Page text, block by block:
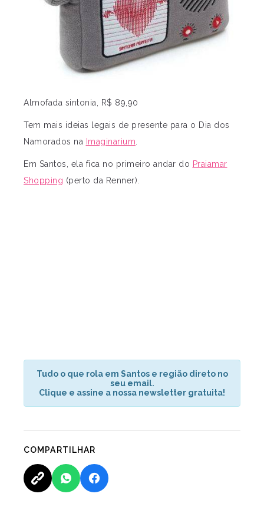
Almofada sintonia, R$ 89,90
Tem mais ideias legais de presente para o Dia dos
Namorados na Imaginarium.
Em Santos, ela fica no primeiro andar do Praiamar
Shopping (perto da Renner).
Tudo o que rola em Santos e região direto no
seu email.
Clique e assine a nossa newsletter gratuita!
COMPARTILHAR